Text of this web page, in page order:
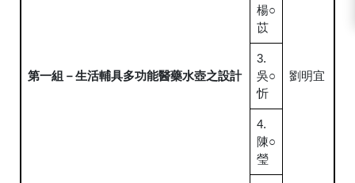
第一組－生活輔具多功能醫藥水壺之設計 劉明宜
楊○
苡
3.
吳○
忻
4.
陳○
瑩